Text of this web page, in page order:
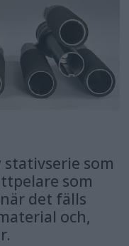
som
som
det fälls
och,